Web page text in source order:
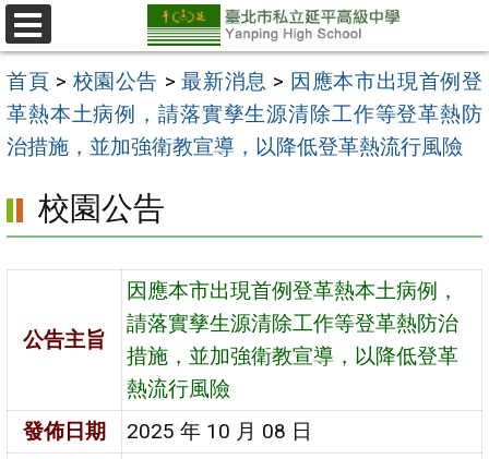
跳
至
主
要
內
選
單
首頁 > 校園公告 >最新消息 > 因應本市出現首例登
革熱本土病例，請落實孳生源清除工作等登革熱防
治措施，並加強衛教宣導，以降低登革熱流行風險
校園公告
公告主旨
因應本市出現首例登革熱本土病例，
請落實孳生源清除工作等登革熱防治
措施，並加強衛教宣導，以降低登革
熱流行風險
發佈日期
2025 年 10 月 08 日